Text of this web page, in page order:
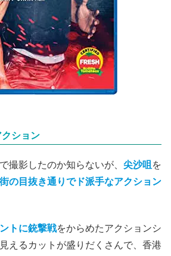
ション
撮影したのか知らないが、 尖沙咀 を
の目抜き通りでド派手なアクション
トに銃撃戦をからめたアクションシ
えるカットが盛りだくさんで、香港